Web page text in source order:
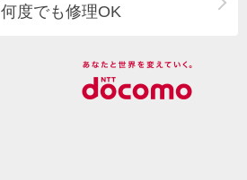
何度でも修理OK